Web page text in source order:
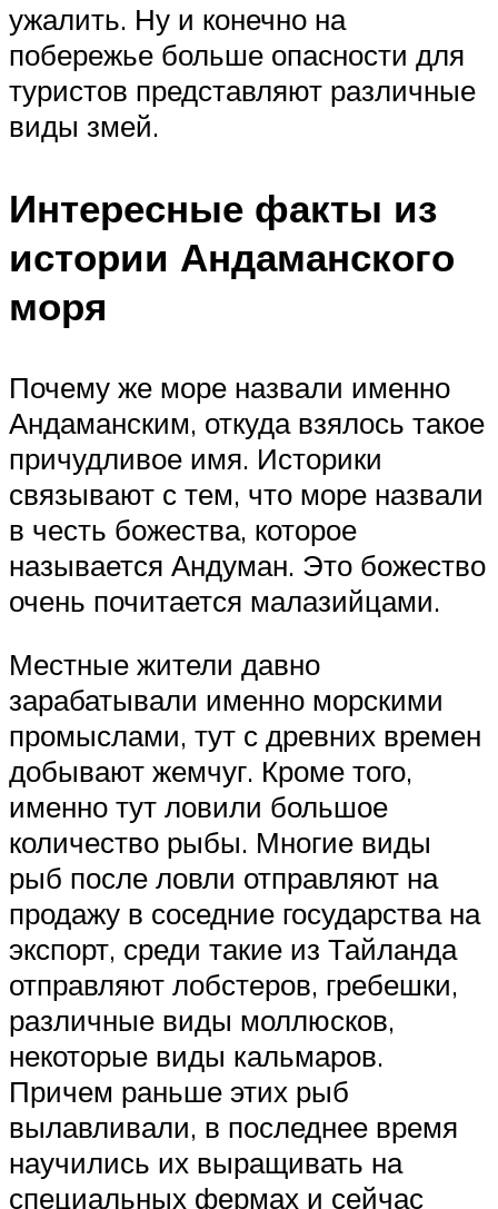
ужалить. Ну и конечно на
побережье больше опасности для
туристов представляют различные
виды змей.
Интересные факты из
истории Андаманского
моря
Почему же море назвали именно
Андаманским, откуда взялось такое
причудливое имя. Историки
связывают с тем, что море назвали
в честь божества, которое
называется Андуман. Это божество
очень почитается малазийцами.
Местные жители давно
зарабатывали именно морскими
промыслами, тут с древних времен
добывают жемчуг. Кроме того,
именно тут ловили большое
количество рыбы. Многие виды
рыб после ловли отправляют на
продажу в соседние государства на
экспорт, среди такие из Тайланда
отправляют лобстеров, гребешки,
различные виды моллюсков,
некоторые виды кальмаров.
Причем раньше этих рыб
вылавливали, в последнее время
научились их выращивать на
специальных фермах и сейчас